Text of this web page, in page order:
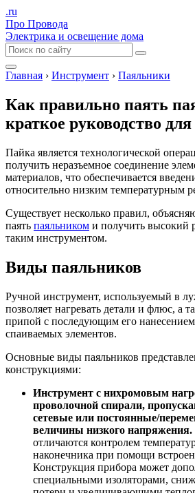
.ru
Про Провода
Электрика и освещение дома
Главная › Инструмент › Паяльники
Как правильно паять
краткое руководство
Пайка является технологической
получить неразъемное соединение
материалов, что обеспечивается
относительно низким температурным
Существует несколько правил,
паять паяльником и получить высокий
таким инструментом.
Виды паяльников
Ручной инструмент, используемый в
позволяет нагревать детали и флюс, а
припой с последующим его нанесением
спаиваемых элементов.
Основные виды паяльников
конструкциями:
Инструмент с нихромовым
проволочной спирали,
сетевые или постоянные/
величины низкого напряжения.
отличаются контролем
наконечника при помощи
Конструкция прибора может
специальными изоляторами,